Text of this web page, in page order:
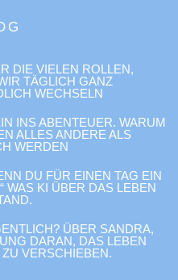
DIE VIELEN ROLLEN,
TÄGLICH GANZ
WECHSELN
INS ABENTEUER. WARUM
ALLES ANDERE ALS
WERDEN
DU FÜR EINEN TAG EIN
WAS KI ÜBER DAS LEBEN
ÜBER SANDRA,
DARAN, DAS LEBEN
VERSCHIEBEN.